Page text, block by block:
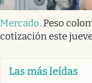
Mercado. Peso
cotización este
Las más leídas